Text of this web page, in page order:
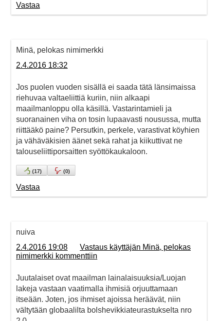
Vastaa
Minä, pelokas nimimerkki
2.4.2016 18:32
Jos puolen vuoden sisällä ei saada tätä länsimaissa
riehuvaa valtaeliittiä kuriin, niin alkaapi
maailmanloppu olla käsillä. Vastarintamieli ja
suoranainen viha on tosin lupaavasti nousussa, mutta
riittääkö paine? Persutkin, perkele, varastivat köyhien
ja vähäväkisien äänet sekä rahat ja kiikuttivat ne
talouseliittiporsaitten syöttökaukaloon.
(17) (0)
Vastaa
nuiva
2.4.2016 19:08
Vastaus käyttäjän Minä, pelokas
nimimerkki kommenttiin
Juutalaiset ovat maailman lainalaisuuksia/Luojan
lakeja vastaan vaatimalla ihmisiä orjuuttamaan
itseään. Joten, jos ihmiset ajoissa heräävät, niin
vältytään globaalilta bolshevikkiateurastukselta nro